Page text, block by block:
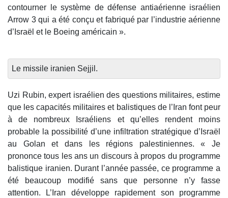
contourner le système de défense antiaérienne israélien
Arrow 3 qui a été conçu et fabriqué par l’industrie aérienne
d’Israël et le Boeing américain ».
Le missile iranien Sejjil.
Uzi Rubin, expert israélien des questions militaires, estime
que les capacités militaires et balistiques de l’Iran font peur
à de nombreux Israéliens et qu’elles rendent moins
probable la possibilité d’une infiltration stratégique d’Israël
au Golan et dans les régions palestiniennes. « Je
prononce tous les ans un discours à propos du programme
balistique iranien. Durant l’année passée, ce programme a
été beaucoup modifié sans que personne n’y fasse
attention. L’Iran développe rapidement son programme